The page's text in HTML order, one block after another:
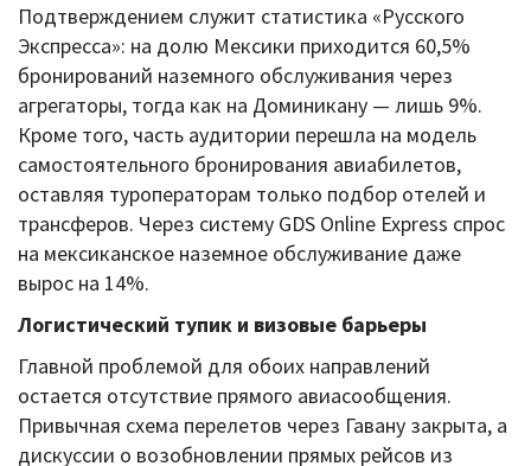
Подтверждением служит статистика «Русского
Экспресса»: на долю Мексики приходится 60,5%
бронирований наземного обслуживания через
агрегаторы, тогда как на Доминикану — лишь 9%.
Кроме того, часть аудитории перешла на модель
самостоятельного бронирования авиабилетов,
оставляя туроператорам только подбор отелей и
трансферов. Через систему GDS Online Express спрос
на мексиканское наземное обслуживание даже
вырос на 14%.
Логистический тупик и визовые барьеры
Главной проблемой для обоих направлений
остается отсутствие прямого авиасообщения.
Привычная схема перелетов через Гавану закрыта, а
дискуссии о возобновлении прямых рейсов из